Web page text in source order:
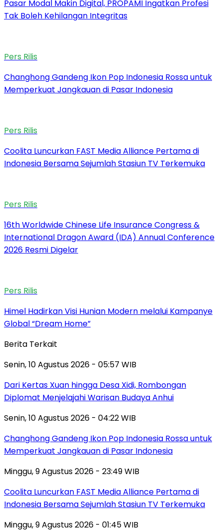
Pasar Modal Makin Digital, PROPAMI Ingatkan Profesi
Tak Boleh Kehilangan Integritas
Pers Rilis
Changhong Gandeng Ikon Pop Indonesia Rossa untuk
Memperkuat Jangkauan di Pasar Indonesia
Pers Rilis
Coolita Luncurkan FAST Media Alliance Pertama di
Indonesia Bersama Sejumlah Stasiun TV Terkemuka
Pers Rilis
16th Worldwide Chinese Life Insurance Congress &
International Dragon Award (IDA) Annual Conference
2026 Resmi Digelar
Pers Rilis
Himel Hadirkan Visi Hunian Modern melalui Kampanye
Global “Dream Home”
Berita Terkait
Senin, 10 Agustus 2026 - 05:57 WIB
Dari Kertas Xuan hingga Desa Xidi, Rombongan
Diplomat Menjelajahi Warisan Budaya Anhui
Senin, 10 Agustus 2026 - 04:22 WIB
Changhong Gandeng Ikon Pop Indonesia Rossa untuk
Memperkuat Jangkauan di Pasar Indonesia
Minggu, 9 Agustus 2026 - 23:49 WIB
Coolita Luncurkan FAST Media Alliance Pertama di
Indonesia Bersama Sejumlah Stasiun TV Terkemuka
Minggu, 9 Agustus 2026 - 01:45 WIB